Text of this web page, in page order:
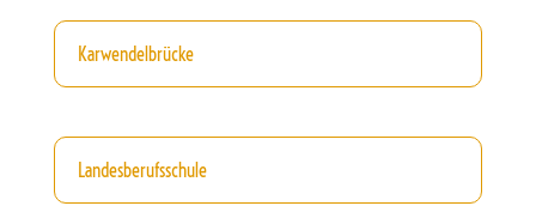
Karwendelbrücke
Landesberufsschule